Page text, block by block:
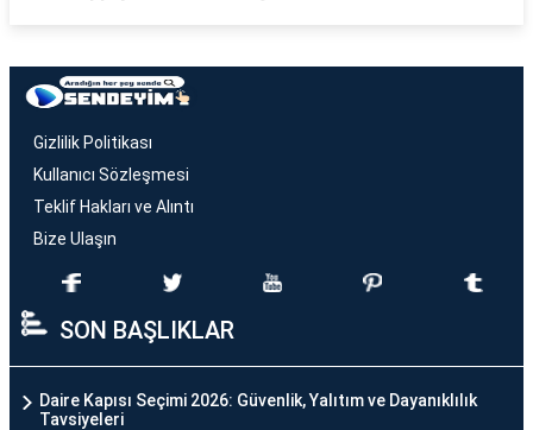
Gizlilik Politikası
Kullanıcı Sözleşmesi
Teklif Hakları ve Alıntı
Bize Ulaşın
SON BAŞLIKLAR
Daire Kapısı Seçimi 2026: Güvenlik, Yalıtım ve Dayanıklılık
Tavsiyeleri